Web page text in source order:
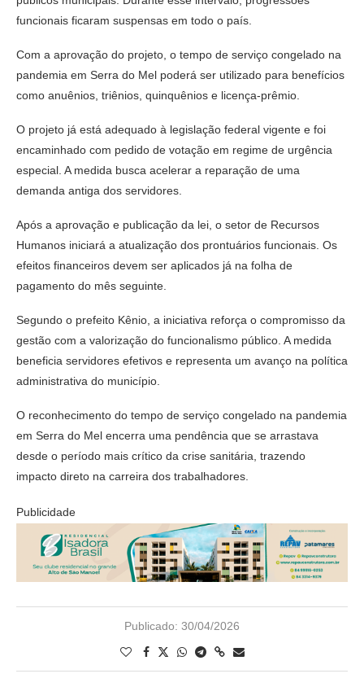
funcionais ficaram suspensas em todo o país.
Com a aprovação do projeto, o tempo de serviço congelado na
pandemia em Serra do Mel poderá ser utilizado para benefícios
como anuênios, triênios, quinquênios e licença-prêmio.
O projeto já está adequado à legislação federal vigente e foi
encaminhado com pedido de votação em regime de urgência
especial. A medida busca acelerar a reparação de uma
demanda antiga dos servidores.
Após a aprovação e publicação da lei, o setor de Recursos
Humanos iniciará a atualização dos prontuários funcionais. Os
efeitos financeiros devem ser aplicados já na folha de
pagamento do mês seguinte.
Segundo o prefeito Kênio, a iniciativa reforça o compromisso da
gestão com a valorização do funcionalismo público. A medida
beneficia servidores efetivos e representa um avanço na política
administrativa do município.
O reconhecimento do tempo de serviço congelado na pandemia
em Serra do Mel encerra uma pendência que se arrastava
desde o período mais crítico da crise sanitária, trazendo
impacto direto na carreira dos trabalhadores.
Publicidade
Publicado: 30/04/2026